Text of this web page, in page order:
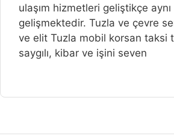
ulaşım hizmetleri geliştikçe aynı
gelişmektedir. Tuzla ve çevre
ve elit Tuzla mobil korsan taksi
saygılı, kibar ve işini seven